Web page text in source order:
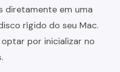
diretamente em uma
rígido do seu Mac.
por inicializar no